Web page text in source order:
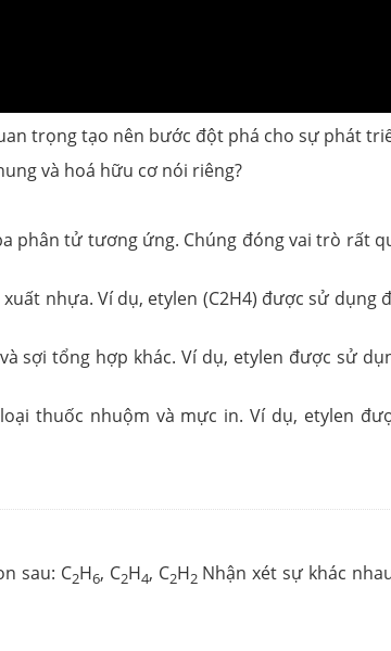
trọng tạo nên bước đột phá cho sự phát
và hoá hữu cơ nói riêng?
phân tử tương ứng. Chúng đóng vai trò rất
nhựa. Ví dụ, etylen (C2H4) được sử
sợi tổng hợp khác. Ví dụ, etylen được sử
thuốc nhuộm và mực in. Ví dụ, etylen
sau: C2H6, C2H4, C2H2Nhận xét sự khác